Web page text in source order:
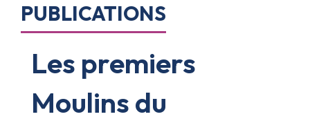
PUBLICATIONS
Les premiers
Moulins du